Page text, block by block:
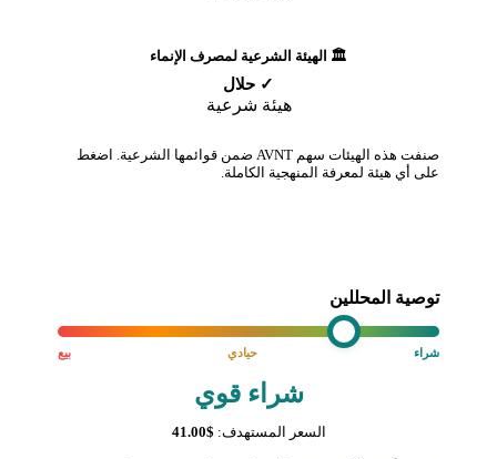
🏛️ الهيئة الشرعية لمصرف الإنماء
✓ حلال
هيئة شرعية
صنفت هذه الهيئات سهم AVNT ضمن قوائمها الشرعية. اضغط
على أي هيئة لمعرفة المنهجية الكاملة.
توصية المحللين
بيع حيادي شراء
شراء قوي
السعر المستهدف: $41.00